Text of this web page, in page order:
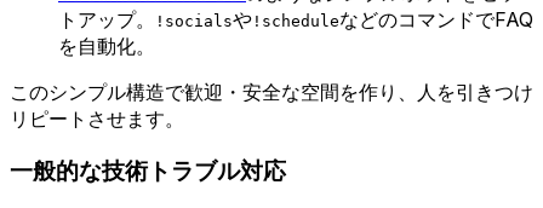
トアップ。
!socialsや !scheduleなどのコマンドでFAQ
を自動化。
このシンプル構造で歓迎・安全な空間を作り、人を引きつけ
リピートさせます。
一般的な技術トラブル対応